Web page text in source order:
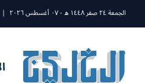
الجمعة ٢٤ صفر ١٤٤٨ ه - ٠٧ أغسطس ٢٠٢٦ |